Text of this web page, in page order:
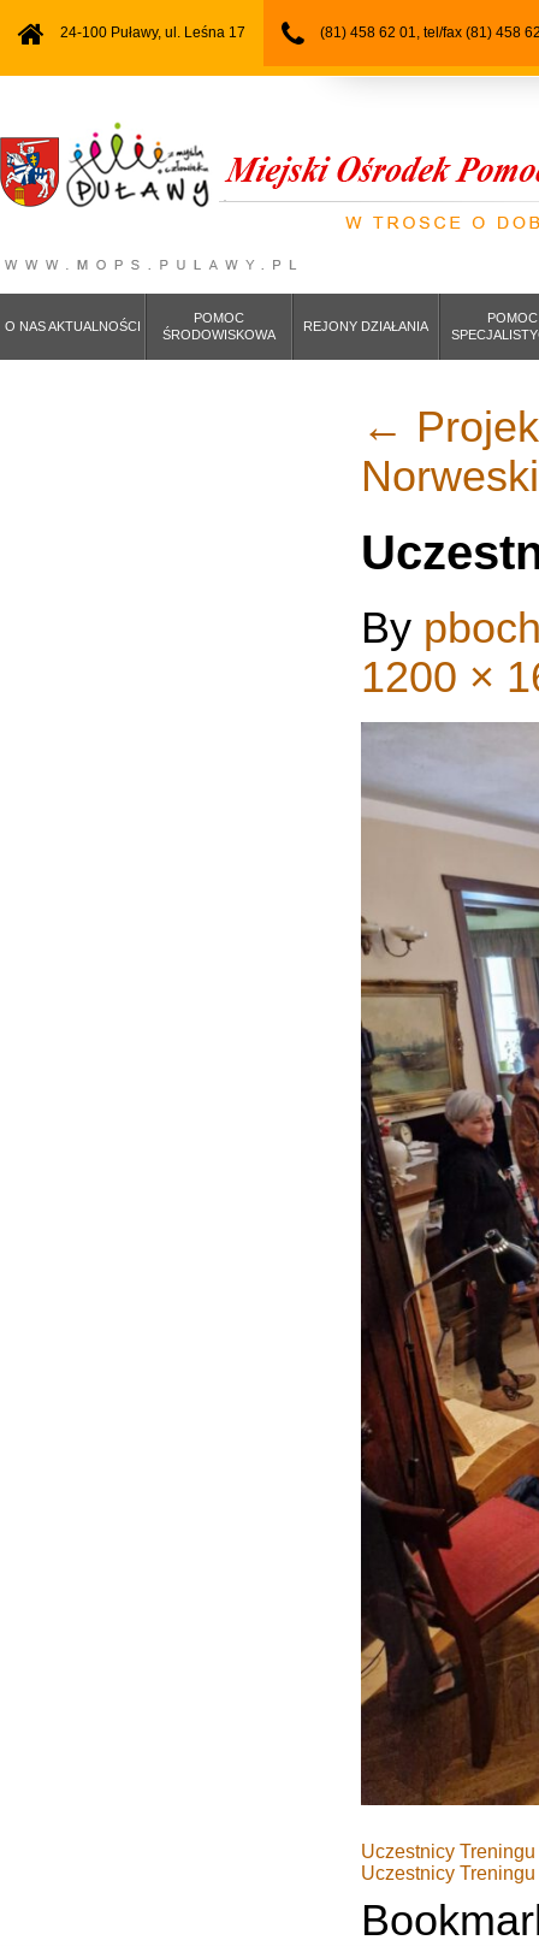
24-100 Puławy, ul. Leśna 17 (81) 458 62 01, tel/fax (81) 458
O NAS AKTUALNOŚCI
POMOC
ŚRODOWISKOWA
REJONY DZIAŁANIA
POMOC
←
By
1200 ×
Uczestnicy
Uczestnicy